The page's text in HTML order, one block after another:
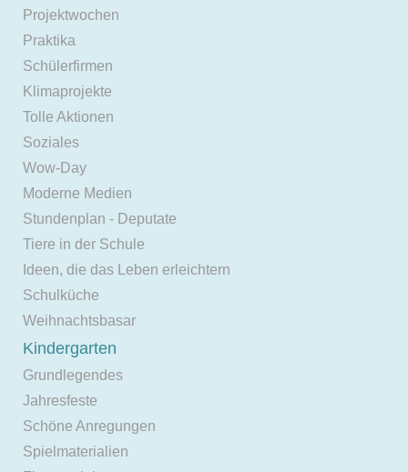
Projektwochen
Praktika
Schülerfirmen
Klimaprojekte
Tolle Aktionen
Soziales
Wow-Day
Moderne Medien
Stundenplan - Deputate
Tiere in der Schule
Ideen, die das Leben erleichtern
Schulküche
Weihnachtsbasar
Kindergarten
Grundlegendes
Jahresfeste
Schöne Anregungen
Spielmaterialien